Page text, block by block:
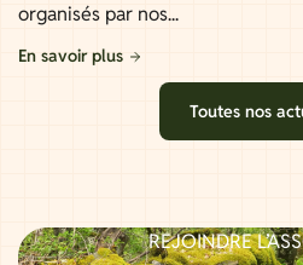
organisés par nos...
En savoir plus
Toutes nos
REJOINDRE